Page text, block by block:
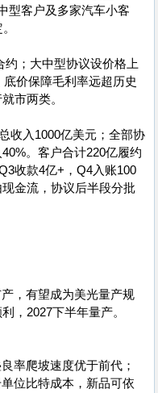
型客户及多家汽车小客
约；大中型协议设价格上
价保障毛利率远超历史
市两类。
收入1000亿美元；全部协
。客户合计220亿履约
收款4亿+，Q4入账100
金流，协议后半段分批
，有望成为美光量产规
，2027下半年量产。
率爬坡速度优于前代；
位比特成本，新品可依